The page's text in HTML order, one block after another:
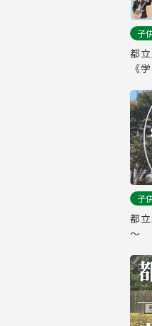
子
都
《
子
都
～